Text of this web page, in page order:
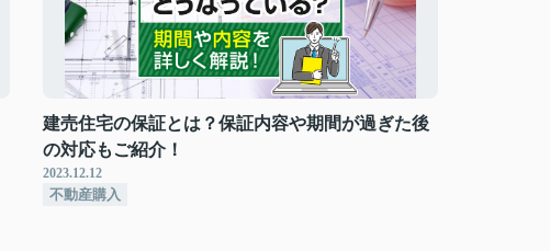
建売住宅の保証とは？保証内容や期間が過ぎた後
の対応もご紹介！
2023.12.12
不動産購入